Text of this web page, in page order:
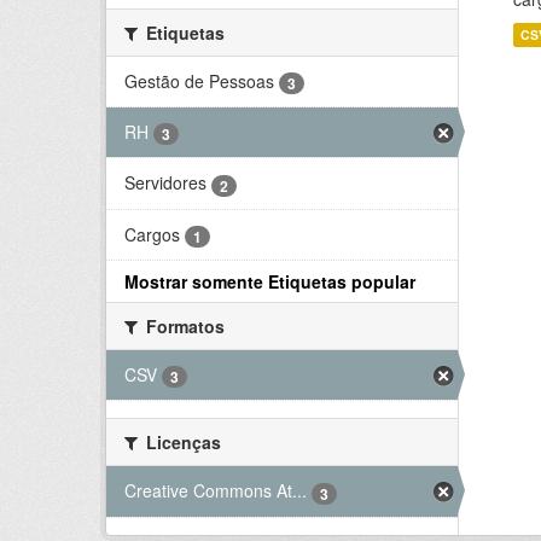
Etiquetas
Gestão de Pessoas
3
RH 3
Servidores 2
Cargos 1
Mostrar somente Etiquetas popular
Formatos
CSV
3
Licenças
Creative Commons At...
3